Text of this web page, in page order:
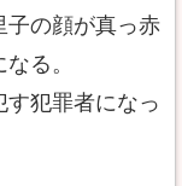
子の顔が真っ赤
る。
犯罪者になっ